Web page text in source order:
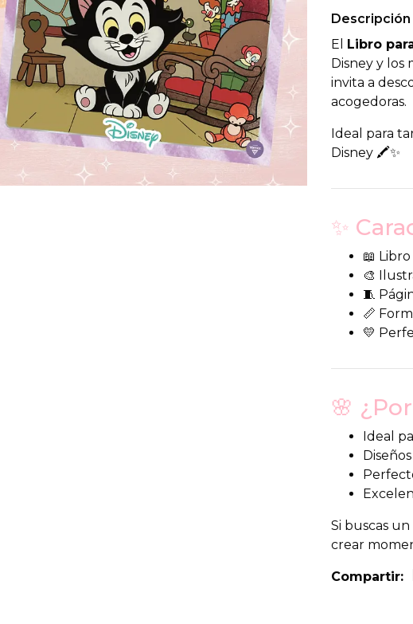
Descripción
El Libro
Disney y los
invita a
acogedoras.
Ideal para
Disney 🖍️✨
✨
📖
🎨
🧵
📏
💛
🌸
Ideal
Si buscas un
crear
Compartir: